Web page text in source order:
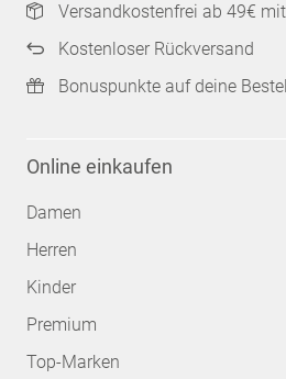
Versandkostenfrei ab 49€
Kostenloser Rückversand
Bonuspunkte auf deine
Online einkaufen
Damen
Herren
Kinder
Premium
Top-Marken